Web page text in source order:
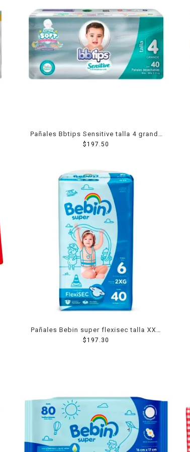
Pañales Bbtips Sensitive talla 4 grande
unisex 40 piezas
$197.50
Pañales Bebin super flexisec talla XXG
40 piezas
$197.30